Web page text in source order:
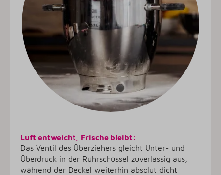
Luft entweicht, Frische bleibt:
Das Ventil des Überziehers gleicht Unter- und
Überdruck in der Rührschüssel zuverlässig aus,
während der Deckel weiterhin absolut dicht